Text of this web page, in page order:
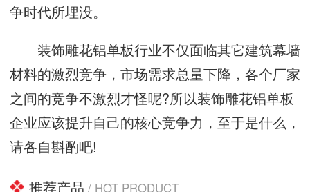
争时代所埋没。
装饰雕花铝单板行业不仅面临其它建筑幕墙
材料的激烈竞争，市场需求总量下降，各个厂家
之间的竞争不激烈才怪呢?所以装饰雕花铝单板
企业应该提升自己的核心竞争力，至于是什么，
请各自斟酌吧!
推荐产品 / HOT PRODUCT